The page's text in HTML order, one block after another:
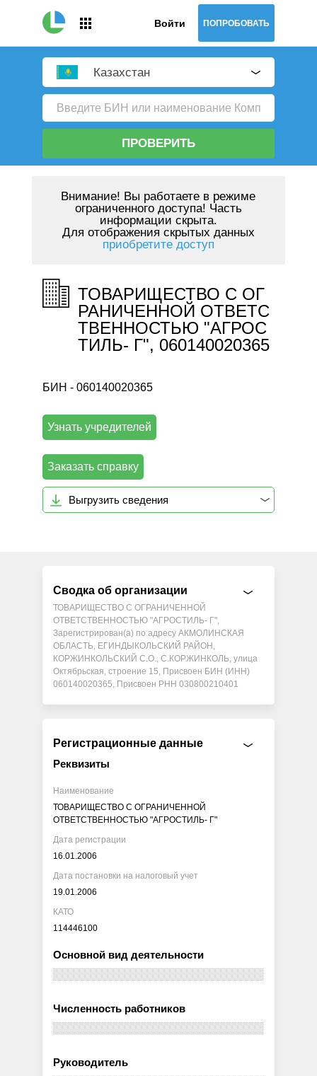
Войти ПОПРОБОВАТЬ
Казахстан
ПРОВЕРИТЬ
Внимание! Вы работаете в режиме
ограниченного доступа! Часть
информации скрыта.
Для отображения скрытых данных
приобретите доступ
ТОВАРИЩЕСТВО С ОГ
РАНИЧЕННОЙ ОТВЕТС
ТВЕННОСТЬЮ "АГРОС
ТИЛЬ- Г", 060140020365
БИН - 060140020365
Узнать учредителей
Заказать справку
Выгрузить сведения
Сводка об организации
ТОВАРИЩЕСТВО С ОГРАНИЧЕННОЙ
ОТВЕТСТВЕННОСТЬЮ "АГРОСТИЛЬ- Г",
Зарегистрирован(а) по адресу АКМОЛИНСКАЯ
ОБЛАСТЬ, ЕГИНДЫКОЛЬСКИЙ РАЙОН,
КОРЖИНКОЛЬСКИЙ С.О., С.КОРЖИНКОЛЬ, улица
Октябрьская, строение 15, Присвоен БИН (ИНН)
060140020365, Присвоен РНН 030800210401
Регистрационные данные
Реквизиты
Наименование
ТОВАРИЩЕСТВО С ОГРАНИЧЕННОЙ
ОТВЕТСТВЕННОСТЬЮ "АГРОСТИЛЬ- Г"
Дата регистрации
16.01.2006
Дата постановки на налоговый учет
19.01.2006
КАТО
114446100
Основной вид деятельности
Численность работников
Руководитель